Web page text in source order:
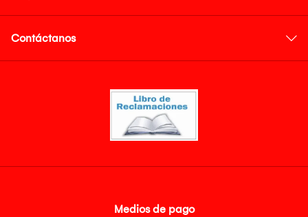
Contáctanos
Medios de pago